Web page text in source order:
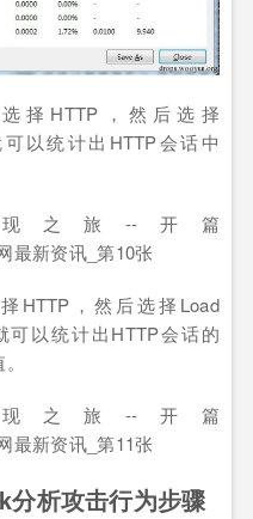
择HTTP，然后选择
以统计出HTTP会话中
HTTP，然后选择Load
可以统计出HTTP会话的
析攻击行为步骤